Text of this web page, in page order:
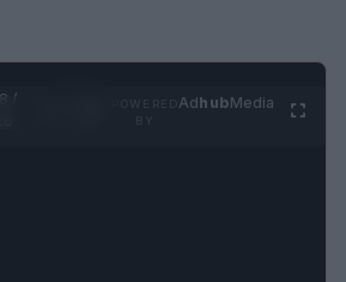
/
AdhubMedia